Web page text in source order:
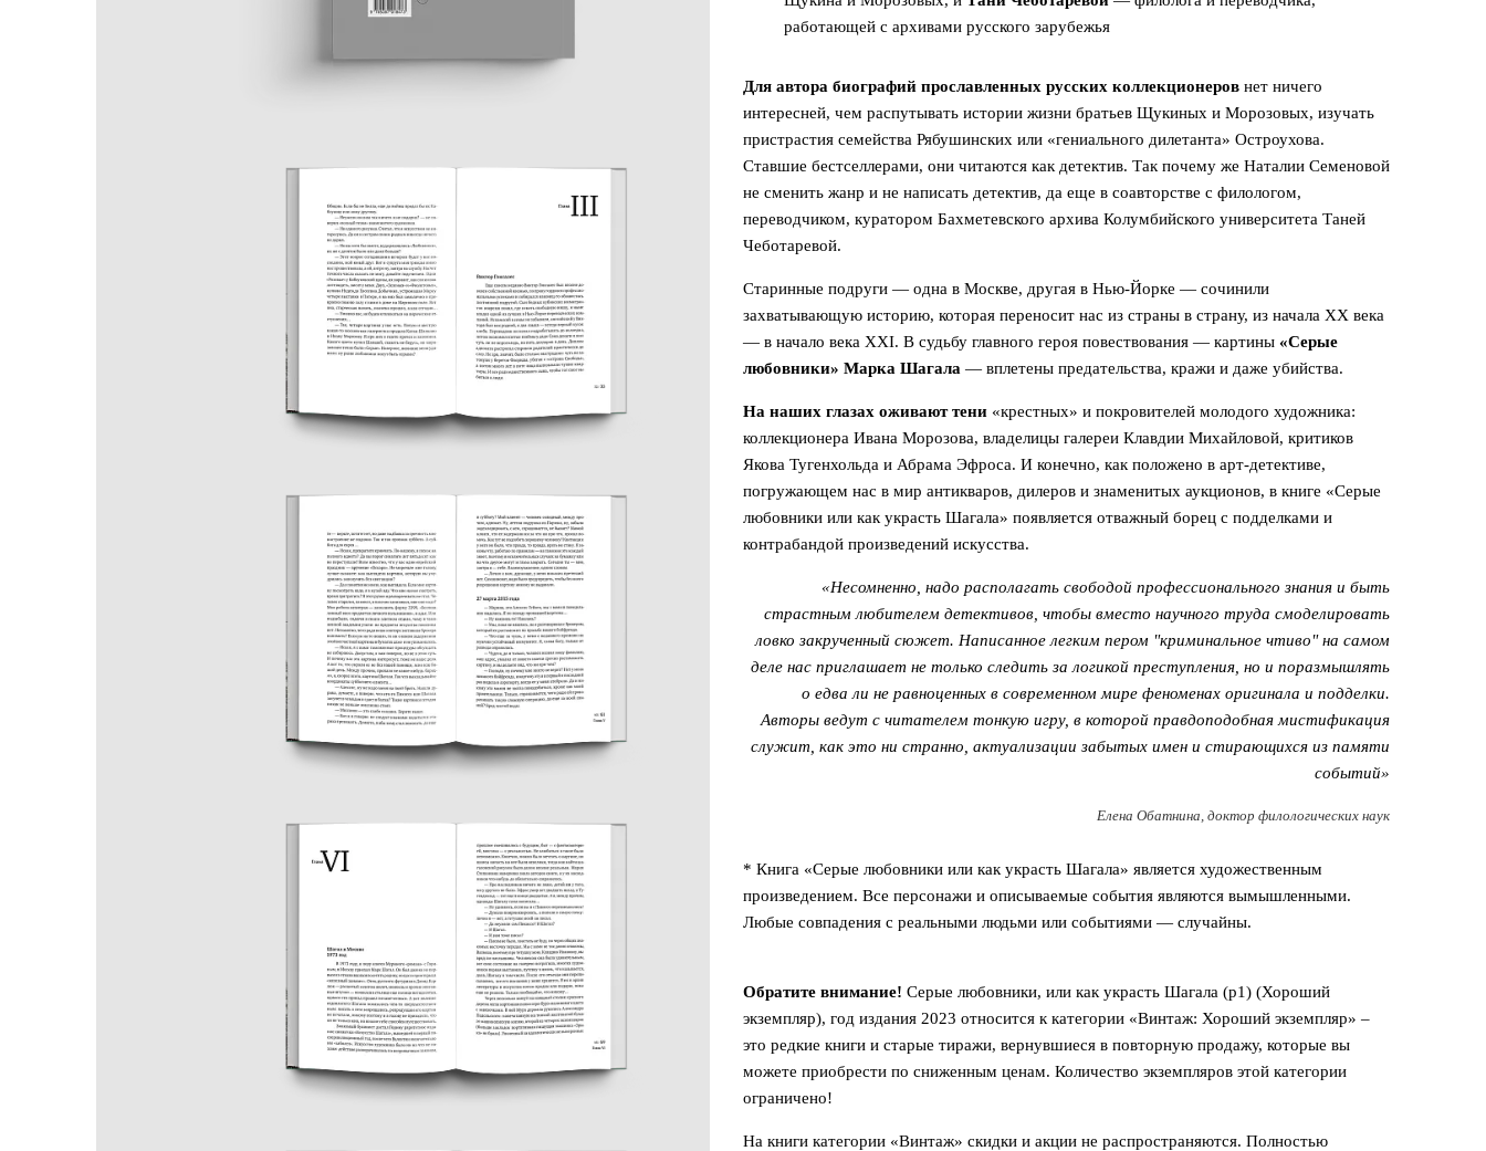
работающей с архивами русского зарубежья
Для автора биографий прославленных русских коллекционеров нет ничего
интересней, чем распутывать истории жизни братьев Щукиных и Морозовых, изучать
пристрастия семейства Рябушинских или «гениального дилетанта» Остроухова.
Ставшие бестселлерами, они читаются как детектив. Так почему же Наталии Семеновой
не сменить жанр и не написать детектив, да еще в соавторстве c филологом,
переводчиком, куратором Бахметевского архива Колумбийского университета Таней
Чеботаревой.
Старинные подруги — одна в Москве, другая в Нью-Йорке — сочинили
захватывающую историю, которая переносит нас из страны в страну, из начала ХХ века
— в начало века XXI. В судьбу главного героя повествования — картины «Серые
любовники» Марка Шагала — вплетены предательства, кражи и даже убийства.
На наших глазах оживают тени «крестных» и покровителей молодого художника:
коллекционера Ивана Морозова, владелицы галереи Клавдии Михайловой, критиков
Якова Тугенхольда и Абрама Эфроса. И конечно, как положено в арт-детективе,
погружающем нас в мир антикваров, дилеров и знаменитых аукционов, в книге «Серые
любовники или как украсть Шагала» появляется отважный борец с подделками и
контрабандой произведений искусства.
«Несомненно, надо располагать свободой профессионального знания и быть
страстным любителем детективов, чтобы вместо научного труда смоделировать
ловко закрученный сюжет. Написанное легким пером "криминальное чтиво" на самом
деле нас приглашает не только следить за логикой преступления, но и поразмышлять
о едва ли не равноценных в современном мире феноменах оригинала и подделки.
Авторы ведут с читателем тонкую игру, в которой правдоподобная мистификация
служит, как это ни странно, актуализации забытых имен и стирающихся из памяти
событий»
Елена Обатнина, доктор филологических наук
* Книга «Серые любовники или как украсть Шагала» является художественным
произведением. Все персонажи и описываемые события являются вымышленными.
Любые совпадения с реальными людьми или событиями — случайны.
Обратите внимание! Серые любовники, или как украсть Шагала (р1) (Хороший
экземпляр), год издания 2023 относится к категории «Винтаж: Хороший экземпляр» –
это редкие книги и старые тиражи, вернувшиеся в повторную продажу, которые вы
можете приобрести по сниженным ценам. Количество экземпляров этой категории
ограничено!
На книги категории «Винтаж» скидки и акции не распространяются. Полностью